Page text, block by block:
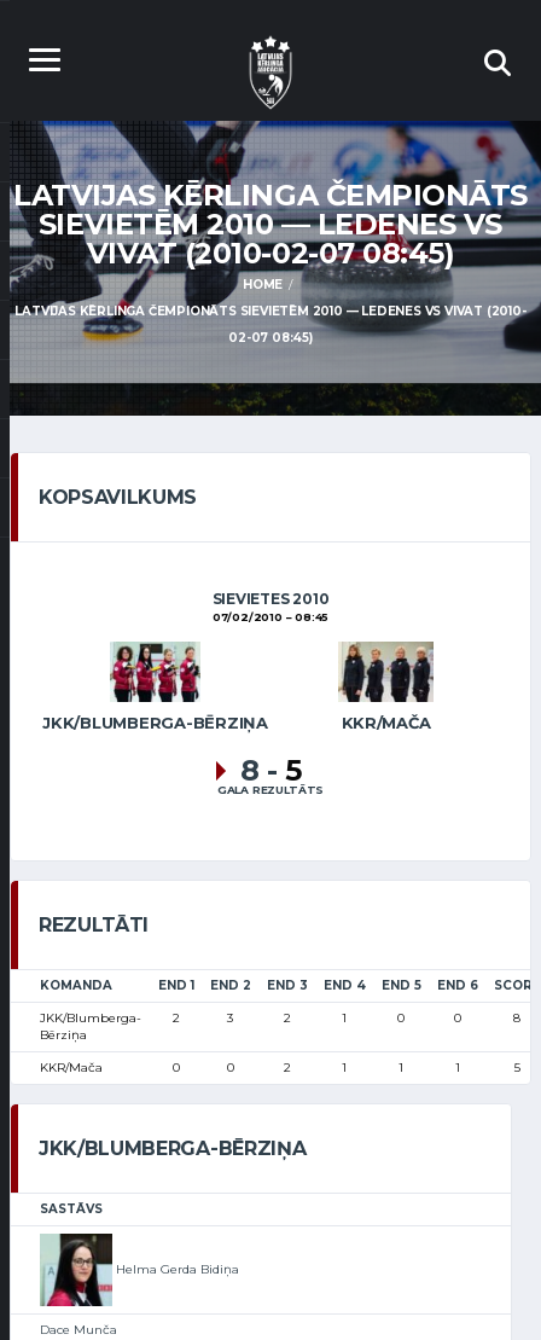
LATVIJAS KĒRLINGA ČEMPIONĀTS
SIEVIETĒM 2010 — LEDENES VS
VIVAT (2010-02-07 08:45)
HOME
LATVIJAS KĒRLINGA ČEMPIONĀTS SIEVIETĒM 2010 — LEDENES VS VIVAT (2010-
02-07 08:45)
KOPSAVILKUMS
SIEVIETES 2010
07/02/2010 08:45
JKK/BLUMBERGA-BĒRZIŅA KKR/MAČA
8 - 5
GALA REZULTĀTS
REZULTĀTI
KOMANDA END 1 END 2 END 3 END 4 END 5 END 6 SCORE
JKK/Blumberga-
Bērziņa
2 3 2 1 0 0 8
KKR/Mača 0 0 2 1 1 1 5
JKK/BLUMBERGA-BĒRZIŅA
SASTĀVS
Helma Gerda Bidiņa
Dace Munča